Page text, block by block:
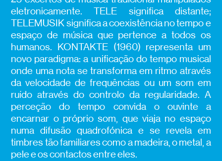
eletronicamente. TELE significa distante;
TELEMUSIK significa a coexistência no tempo e
espaço de música que pertence a todos os
humanos. KONTAKTE (1960) representa um
novo paradigma: a unificação do tempo musical
onde uma nota se transforma em ritmo através
da velocidade de frequências ou um som em
ruído através do controlo da regularidade. A
perceção do tempo convida o ouvinte a
encarnar o próprio som, que viaja no espaço
numa difusão quadrofónica e se revela em
timbres tão familiares como a madeira, o metal, a
pele e os contactos entre eles.